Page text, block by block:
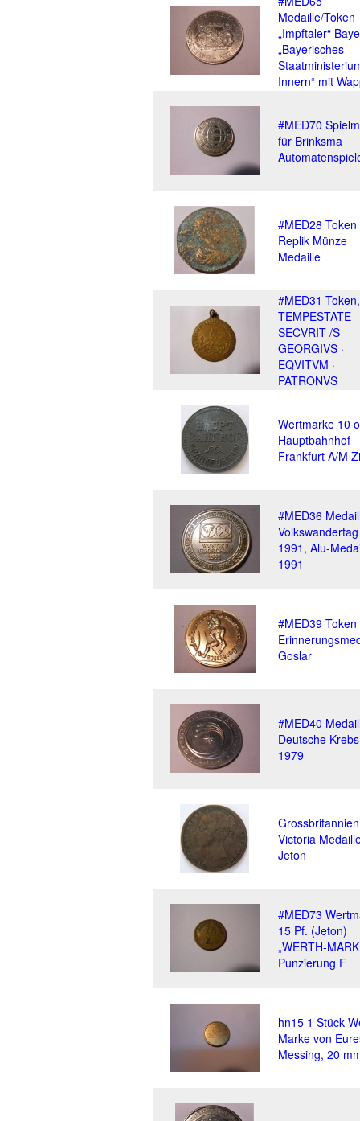
Medaille/Token
„Impftaler“
„Bayerisches
Innern“ mit
#MED70
für Brinksma
#MED28 Token
Replik Münze
Medaille
#MED31
TEMPESTATE
SECVRIT /S
GEORGIVS ·
EQVITVM ·
PATRONVS
Wertmarke 10
Hauptbahnhof
Frankfurt A/M
#MED36
Volkswandertag
1991, Alu-
1991
#MED39 Token
Goslar
#MED40
Deutsche
1979
Grossbritannien
Victoria
Jeton
#MED73
15 Pf. (Jeton)
„WERTH-
Punzierung F
hn15 1 Stück
Marke von
Messing, 20